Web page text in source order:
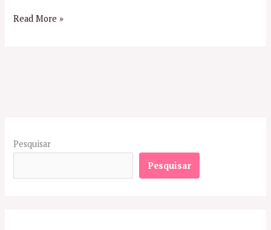
Read More »
Pesquisar
Pesquisar